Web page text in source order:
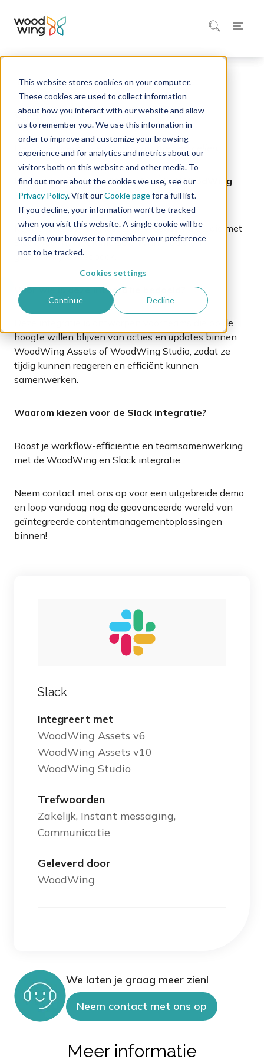
This website stores cookies on your computer.
These cookies are used to collect information
about how you interact with our website and allow
us to remember you. We use this information in
order to improve and customize your browsing
experience and for analytics and metrics about our
visitors both on this website and other media. To
find out more about the cookies we use, see our
Privacy Policy. Visit ourCookie pagefor a full list.
If you decline, your information won’t be tracked
when you visit this website. A single cookie will be
used in your browser to remember your preference
not to be tracked.
Cookies settings
Continue Decline
Home Integraties Marktplaats
Slack
Integreert met
WoodWing Assets v6
WoodWing Assets v10
WoodWing Studio
Trefwoorden
Zakelijk, Instant messaging,
Communicatie
Geleverd door
WoodWing
We laten je graag meer zien!
Neem contact met ons op
Slack
De samenwerking en communicatie versnellen.
Integratie van WoodWing Assets / WoodWing
Studio met Slack.
Koppel WoodWing Assets of WoodWing Studio met
Slack voor het realtime delen van media en
gezamenlijke feedback.
Voor wie is deze integratie bedoeld?
Deze integratie is ontworpen voor teams die op de
hoogte willen blijven van acties en updates binnen
WoodWing Assets of WoodWing Studio, zodat ze
tijdig kunnen reageren en efficiënt kunnen
samenwerken.
Waarom kiezen voor de Slack integratie?
Boost je workflow-efficiëntie en teamsamenwerking
met de WoodWing en Slack integratie.
Neem contact met ons op voor een uitgebreide demo
en loop vandaag nog de geavanceerde wereld van
geïntegreerde contentmanagementoplossingen
binnen!
Meer informatie